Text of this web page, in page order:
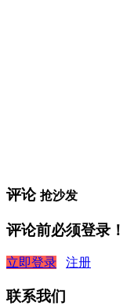
评论 抢沙发
评论前必须登录！
立即登录 注册
联系我们